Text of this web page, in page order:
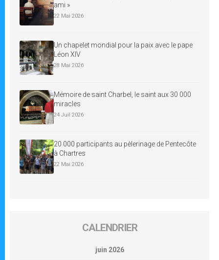
ami »
22 Mai 2026
Un chapelet mondial pour la paix avec le pape
Léon XIV
28 Mai 2026
Mémoire de saint Charbel, le saint aux 30 000
miracles
24 Juil 2026
20 000 participants au pèlerinage de Pentecôte
à Chartres
22 Mai 2026
CALENDRIER
juin 2026